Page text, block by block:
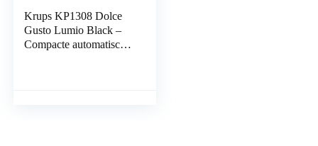
Krups KP1308 Dolce
Gusto Lumio Black –
Compacte automatische